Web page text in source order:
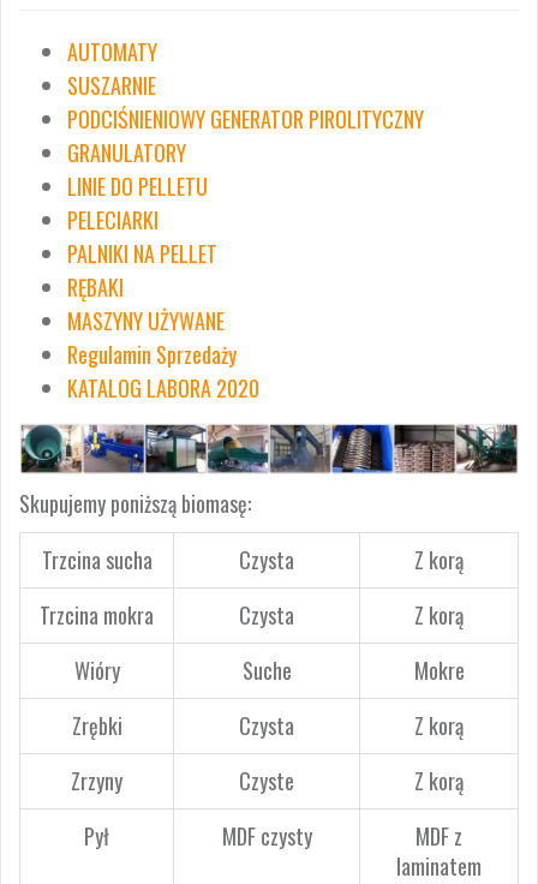
AUTOMATY
SUSZARNIE
PODCIŚNIENIOWY GENERATOR PIROLITYCZNY
GRANULATORY
LINIE DO PELLETU
PELECIARKI
PALNIKI NA PELLET
RĘBAKI
MASZYNY UŻYWANE
Regulamin Sprzedaży
KATALOG LABORA 2020
Skupujemy poniższą biomasę:
Trzcina sucha
Czysta
Z korą
Trzcina mokra
Czysta
Z korą
Wióry
Suche
Mokre
Zrębki
Czysta
Z korą
Zrzyny
Czyste
Z korą
Pył
MDF czysty
MDF z
laminatem